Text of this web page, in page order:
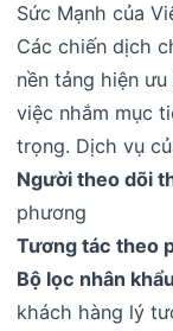
Sức Mạnh của
Các chiến dịch
nền tảng hiện
việc nhắm mục
trọng. Dịch vụ
Người theo dõi
phương
Tương tác theo
Bộ lọc nhân
khách hàng lý